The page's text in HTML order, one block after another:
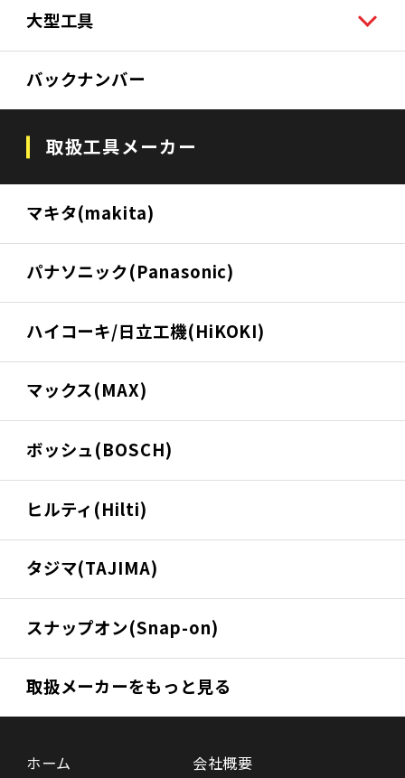
大型工具
バックナンバー
取扱工具メーカー
マキタ(makita)
パナソニック(Panasonic)
ハイコーキ/日立工機(HiKOKI)
マックス(MAX)
ボッシュ(BOSCH)
ヒルティ(Hilti)
タジマ(TAJIMA)
スナップオン(Snap-on)
取扱メーカーをもっと見る
ホーム
会社概要